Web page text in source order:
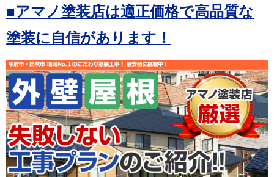
■アマノ塗装店は適正価格で高品質な
塗装に自信があります！